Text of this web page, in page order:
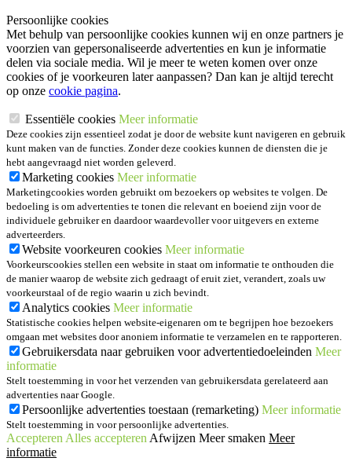
Persoonlijke cookies
Met behulp van persoonlijke cookies kunnen wij en onze partners je
voorzien van gepersonaliseerde advertenties en kun je informatie
delen via sociale media. Wil je meer te weten komen over onze
cookies of je voorkeuren later aanpassen? Dan kan je altijd terecht
op onze cookie pagina.
Essentiële cookies Meer informatie
Deze cookies zijn essentieel zodat je door de website kunt navigeren en gebruik
kunt maken van de functies. Zonder deze cookies kunnen de diensten die je
hebt aangevraagd niet worden geleverd.
Marketing cookies Meer informatie
Marketingcookies worden gebruikt om bezoekers op websites te volgen. De
bedoeling is om advertenties te tonen die relevant en boeiend zijn voor de
individuele gebruiker en daardoor waardevoller voor uitgevers en externe
adverteerders.
Website voorkeuren cookies Meer informatie
Voorkeurscookies stellen een website in staat om informatie te onthouden die
de manier waarop de website zich gedraagt of eruit ziet, verandert, zoals uw
voorkeurstaal of de regio waarin u zich bevindt.
Analytics cookies Meer informatie
Statistische cookies helpen website-eigenaren om te begrijpen hoe bezoekers
omgaan met websites door anoniem informatie te verzamelen en te rapporteren.
Gebruikersdata naar gebruiken voor advertentiedoeleinden Meer
informatie
Stelt toestemming in voor het verzenden van gebruikersdata gerelateerd aan
advertenties naar Google.
Persoonlijke advertenties toestaan (remarketing) Meer informatie
Stelt toestemming in voor persoonlijke advertenties.
Accepteren Alles accepteren Afwijzen Meer smaken Meer
informatie